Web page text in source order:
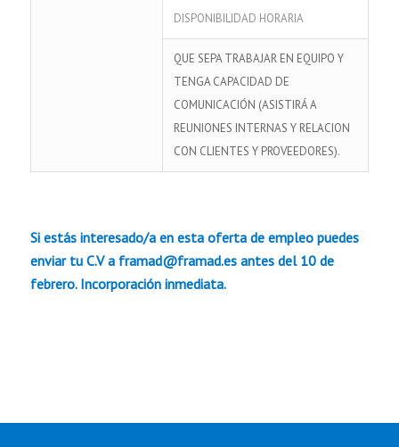
DISPONIBILIDAD HORARIA
QUE SEPA TRABAJAR EN EQUIPO Y
TENGA CAPACIDAD DE
COMUNICACIÓN (ASISTIRÁ A
REUNIONES INTERNAS Y RELACION
CON CLIENTES Y PROVEEDORES).
Si estás interesado/a en esta oferta de empleo puedes
enviar tu C.V a framad@framad.es antes del 10 de
febrero. Incorporación inmediata.